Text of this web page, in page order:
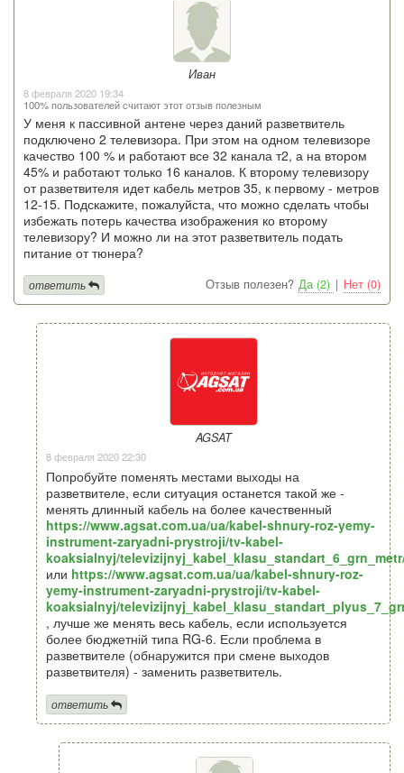
Иван
8 февраля 2020 19:34
100% пользователей считают этот отзыв полезным
У меня к пассивной антене через даний разветвитель
подключено 2 телевизора. При этом на одном телевизоре
качество 100 % и работают все 32 канала т2, а на втором
45% и работают только 16 каналов. К второму телевизору
от разветвителя идет кабель метров 35, к первому - метров
12-15. Подскажите, пожалуйста, что можно сделать чтобы
избежать потерь качества изображения ко второму
телевизору? И можно ли на этот разветвитель подать
питание от тюнера?
Отзыв полезен? Да (2) | Нет (0)
ответить
AGSAT
8 февраля 2020 22:30
Попробуйте поменять местами выходы на
разветвителе, если ситуация останется такой же -
менять длинный кабель на более качественный
https://www.agsat.com.ua/ua/kabel-shnury-roz-yemy-
instrument-zaryadni-prystroji/tv-kabel-
koaksialnyj/
или https://www.agsat.com.ua/ua/kabel-shnury-roz-
yemy-instrument-zaryadni-prystroji/tv-kabel-
koaksialnyj/
, лучше же менять весь кабель, если используется
более бюджетній типа RG-6. Если проблема в
разветвителе (обнаружится при смене выходов
разветвителя) - заменить разветвитель.
ответить